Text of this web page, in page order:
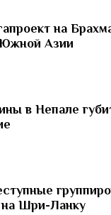
на
Азии
в Непале
на Шри-Ланку